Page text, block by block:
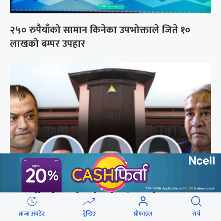
२५० रुपैयाँको सामान किनेका उपभोक्ताले जिते १०
लाखको बम्पर उपहार
अब सर्वोच्चले कसरी गर्छ कांग्रेस विवादको सुनुवाइ ?
ताजा अपडेट ट्रेन्डिङ प्रोफाइल सर्च